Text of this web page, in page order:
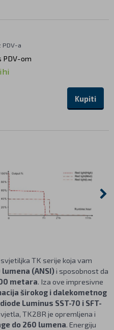
PDV-a
PDV-om
Kupiti
TK serije koja vam
lumena (ANSI)i sposobnost da
metara. Iza ove impresivne
širokog i dalekometnog
Luminus SST-70 i SFT-
TK28R je opremljena i
do 260 lumena. Energiju